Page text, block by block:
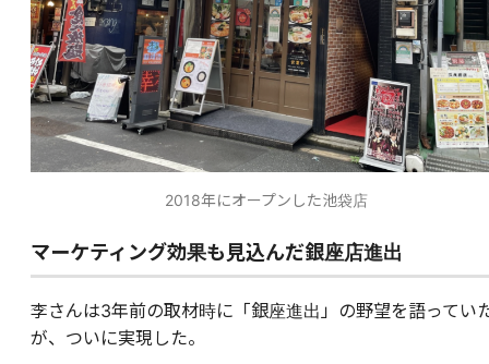
2018年にオープンした池袋店
マーケティング効果も見込んだ銀座店進出
李さんは3年前の取材時に「銀座進出」の野望を語ってい
が、ついに実現した。